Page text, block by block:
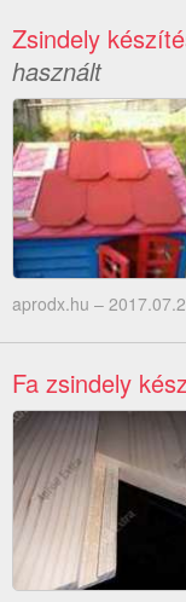
Zsindely
használt
aprodx.hu –
Fa zsindely